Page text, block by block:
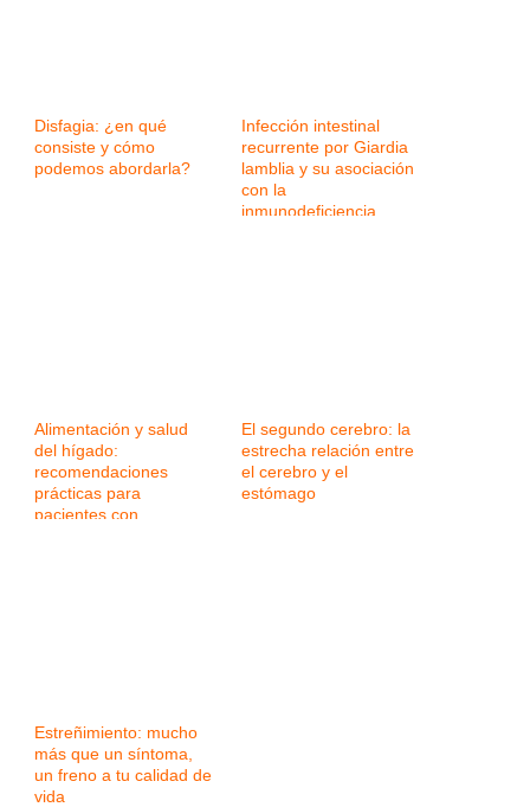
Disfagia: ¿en qué
consiste y cómo
podemos abordarla?
Infección intestinal
recurrente por Giardia
lamblia y su asociación
con la
inmunodeficiencia
Alimentación y salud
del hígado:
recomendaciones
prácticas para
pacientes con
El segundo cerebro: la
estrecha relación entre
el cerebro y el
estómago
Estreñimiento: mucho
más que un síntoma,
un freno a tu calidad de
vida